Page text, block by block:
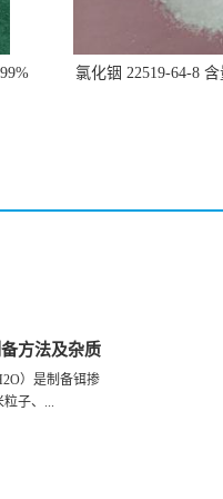
氯化铟 22519-64-8
方法及杂质
）是制备铒掺
子、...